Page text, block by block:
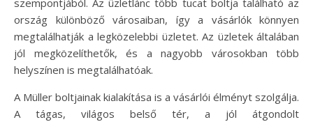
szempontjából. Az üzletlánc több tucat boltja található az
ország különböző városaiban, így a vásárlók könnyen
megtalálhatják a legközelebbi üzletet. Az üzletek általában
jól megközelíthetők, és a nagyobb városokban több
helyszínen is megtalálhatóak.
A Müller boltjainak kialakítása is a vásárlói élményt szolgálja.
A tágas, világos belső tér, a jól átgondolt